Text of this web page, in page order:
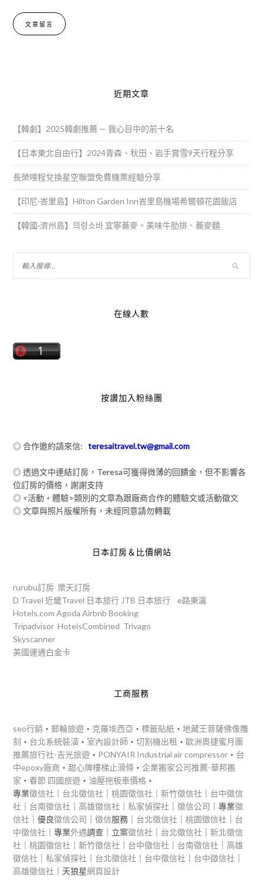
近期文章
【韓劇】2025韓劇推薦 — 我心目中的前十名
【日本東北自由行】2024青森、秋田、岩手賞雪9天行程分享
長榮哩程兌換星空聯盟免費機票經驗分享
【印尼·峇里島】Hilton Garden Inn峇里島機場希爾頓花園飯店
【韓國·濟州島】의령소바 宜寧蕎麥。美味牛肋排、蕎麥麵
在線人數
按讚加入粉絲團
◎ 合作邀約請來信:teresaitravel.tw@gmail.com
◎ 透過文中連結訂房，Teresa可獲得微薄的回饋金，但不影響各
位訂房的價格，謝謝支持
◎ <活動‧體驗>類別的文章為跟廠商合作的體驗文或活動徵文
◎ 文章與照片版權所有，未經同意請勿轉載
日本訂房＆比價網站
rurubu訂房 樂天訂房
D Travel 近畿Travel 日本旅行 JTB 日本旅行
e路東瀛
Hotels.com Agoda Airbnb Booking
Tripadvisor HotelsCombined Trivago
Skyscanner
美國運通白金卡
工商服務
seo行銷 ‧郵輪旅遊 ‧ 克羅埃西亞 ‧標籤貼紙 ‧地藏王菩薩佛像雕
刻 ‧ 台北系統裝潢 ‧ 室內設計師 ‧切割機出租 ‧歐洲奧捷蜜月團
推薦旅行社-吉光旅遊 ‧ PONYAIR Industrial air compressor ‧ 台
中epoxy廠商 ‧甜心牌樓梯止滑條 ‧企業搬家公司推薦-華邦搬
家 ‧春節 四國旅遊 ‧ 油壓拖板車價格 ‧
專業徵信社 台北徵信社 ｜桃園徵信社 ｜新竹徵信社
台中徵信
社
台南徵信社 高雄徵信社 ｜私家偵探社 ｜徵信公司 ｜專業徵
信社 ｜優良徵信公司 ｜徵信服務｜ 台北徵信社 ｜桃園徵信社
台
中徵信社 ｜專業外遇調查｜立案徵信社 台北徵信社 ｜新北徵信
社 ｜桃園徵信社 ｜新竹徵信社 台中徵信社 台南徵信社
高雄
徵信社 ｜私家偵探社 台北徵信社 台中徵信社 台中徵信社
高雄徵信社 ｜天狼星網頁設計